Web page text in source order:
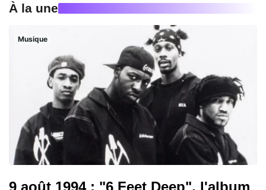
À la une
Musique
9 août 1994 : "6 Feet Deep", l'album